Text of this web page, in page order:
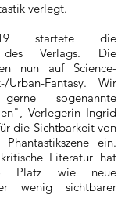
verlegt.
startete die
des Verlags. Die
nun auf Science-
Fantasy. Wir
sogenannte
Verlegerin Ingrid
die Sichtbarkeit von
ein.
Literatur hat
Platz wie neue
wenig sichtbarer